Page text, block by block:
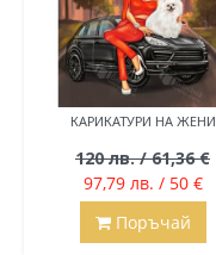
КАРИКАТУРИ НА ЖЕНИ
120 лв. / 61,36 €
97,79 лв. / 50 €
Поръчай